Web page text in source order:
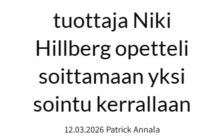
tuottaja Niki
Hillberg opetteli
soittamaan yksi
sointu kerrallaan
12.03.2026 Patrick Annala